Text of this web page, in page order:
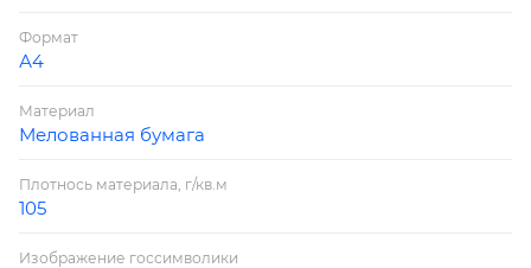
Формат
А4
Материал
Мелованная бумага
Плотнось материала, г/кв.м
105
Изображение госсимволики